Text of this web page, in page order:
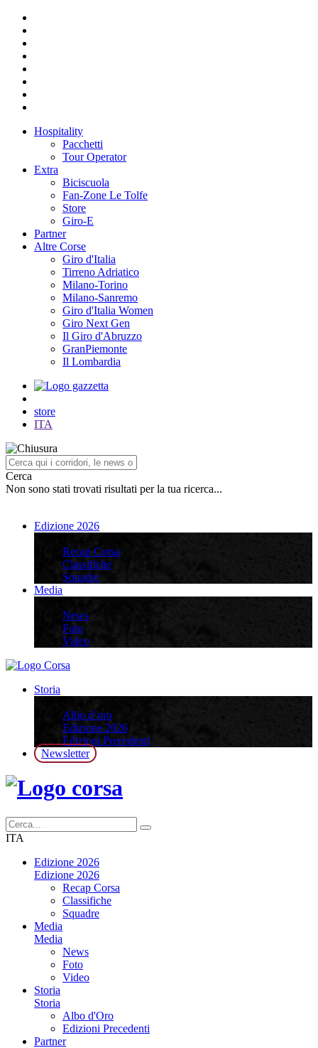
Hospitality
Pacchetti
Tour Operator
Extra
Biciscuola
Fan-Zone Le Tolfe
Store
Giro-E
Partner
Altre Corse
Giro d'Italia
Tirreno Adriatico
Milano-Torino
Milano-Sanremo
Giro d'Italia Women
Giro Next Gen
Il Giro d'Abruzzo
GranPiemonte
Il Lombardia
store
ITA
Cerca
Non sono stati trovati risultati per la tua ricerca...
Edizione 2026
Recap Corsa
Classifiche
Squadre
Media
News
Foto
Video
Storia
Albo d’oro
Edizione 2026
Edizioni Precedenti
Newsletter
ITA
Edizione 2026
Edizione 2026
Recap Corsa
Classifiche
Squadre
Media
Media
News
Foto
Video
Storia
Storia
Albo d'Oro
Edizioni Precedenti
Partner